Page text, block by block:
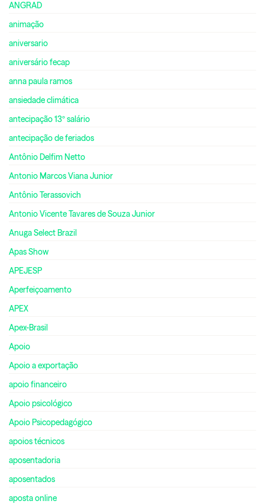
ANGRAD
animação
aniversario
aniversário fecap
anna paula ramos
ansiedade climática
antecipação 13º salário
antecipação de feriados
Antônio Delfim Netto
Antonio Marcos Viana Junior
Antônio Terassovich
Antonio Vicente Tavares de Souza Junior
Anuga Select Brazil
Apas Show
APEJESP
Aperfeiçoamento
APEX
Apex-Brasil
Apoio
Apoio a exportação
apoio financeiro
Apoio psicológico
Apoio Psicopedagógico
apoios técnicos
aposentadoria
aposentados
aposta online